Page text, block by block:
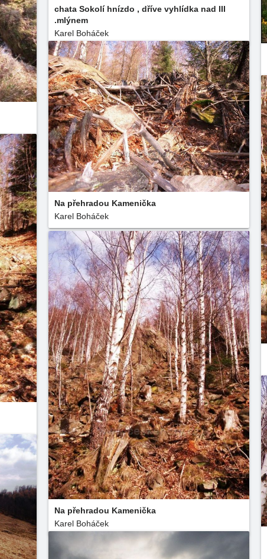
chata Sokolí hnízdo , dříve vyhlídka nad III
.mlýnem
Karel Boháček
Na přehradou Kamenička
Karel Boháček
Na přehradou Kamenička
Karel Boháček